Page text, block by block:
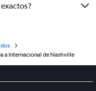
a Internacional de Nashville